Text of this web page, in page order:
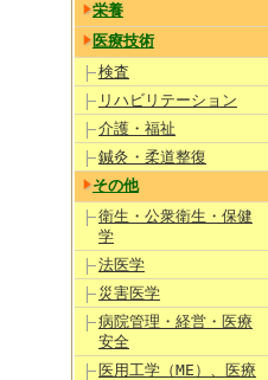
栄養
医療技術
検査
リハビリテーション
介護・福祉
鍼灸・柔道整復
その他
衛生・公衆衛生・保健
学
法医学
災害医学
病院管理・経営・医療
安全
医用工学（ME）、医療